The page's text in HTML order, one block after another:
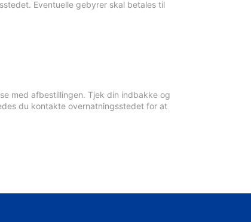
Eventuelle gebyrer skal betales til
med afbestillingen. Tjek din indbakke og
du kontakte overnatningsstedet for at